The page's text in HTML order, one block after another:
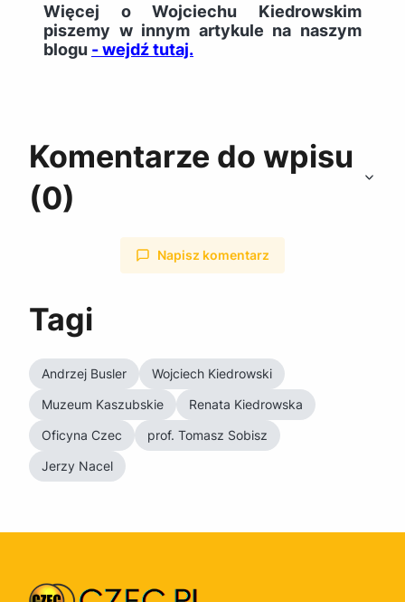
Więcej o Wojciechu Kiedrowskim
piszemy w innym artykule na naszym
blogu - wejdź tutaj.
Komentarze do wpisu
(0)
Napisz komentarz
Tagi
Andrzej Busler
Wojciech Kiedrowski
Muzeum Kaszubskie
Renata Kiedrowska
Oficyna Czec
prof. Tomasz Sobisz
Jerzy Nacel